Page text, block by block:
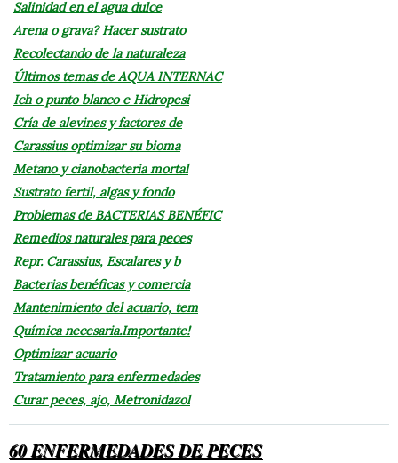
Salinidad en el agua dulce
Arena o grava? Hacer sustrato
Recolectando de la naturaleza
Últimos temas de AQUA INTERNAC
Ich o punto blanco e Hidropesi
Cría de alevines y factores de
Carassius optimizar su bioma
Metano y cianobacteria mortal
Sustrato fertil, algas y fondo
Problemas de BACTERIAS BENÉFIC
Remedios naturales para peces
Repr. Carassius, Escalares y b
Bacterias benéficas y comercia
Mantenimiento del acuario, tem
Química necesaria.Importante!
Optimizar acuario
Tratamiento para enfermedades
Curar peces, ajo, Metronidazol
60 ENFERMEDADES DE PECES